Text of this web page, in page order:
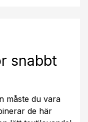
snabbt
måste du vara
de här